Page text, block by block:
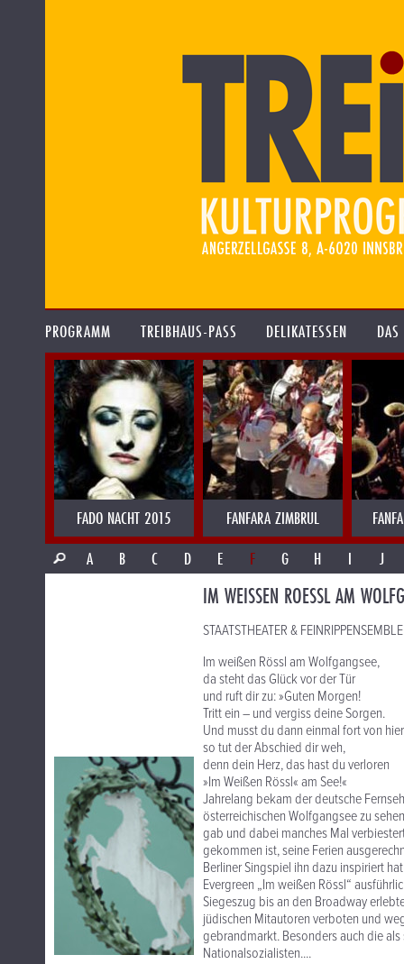
PROGRAMM TREIBHAUS-PASS DELIKATESSEN
FADO NACHT 2015 FANFARA ZIMBRUL
A
B C D E F G H I J
IM WEISSEN ROESSL AM
STAATSTHEATER &
Im weißen Rössl am Wolfgangsee,
da steht das Glück vor der Tür
und ruft dir zu: »Guten Morgen!
Tritt ein – und vergiss deine Sorgen.
Und musst du dann einmal fort von
so tut der Abschied dir weh,
denn dein Herz, das hast du verloren
»Im Weißen Rössl« am See!«
Jahrelang bekam der deutsche
österreichischen Wolfgangsee zu
gab und dabei manches Mal
gekommen ist, seine Ferien
Berliner Singspiel ihn dazu inspiriert
Evergreen „Im weißen Rössl“
Siegeszug bis an den Broadway
jüdischen Mitautoren verboten und
gebrandmarkt. Besonders auch die
Nationalsozialisten....